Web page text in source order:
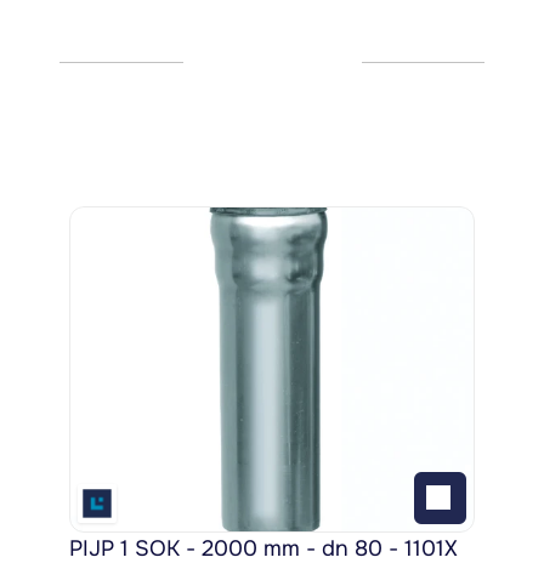
PIJP 1 SOK - 2000 mm - dn 80 - 1101X